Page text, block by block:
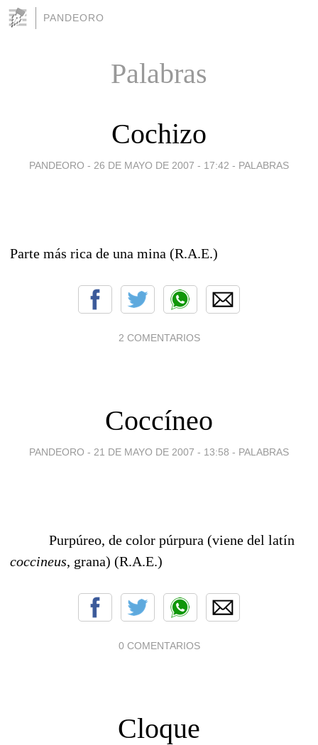
PANDEORO
Palabras
Cochizo
PANDEORO - 26 DE MAYO DE 2007 - 17:42 - PALABRAS
Parte más rica de una mina (R.A.E.)
2 COMENTARIOS
Coccíneo
PANDEORO - 21 DE MAYO DE 2007 - 13:58 - PALABRAS
Purpúreo, de color púrpura (viene del latín
coccineus, grana) (R.A.E.)
0 COMENTARIOS
Cloque